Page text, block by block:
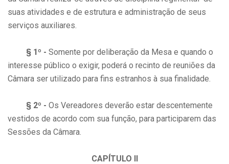
suas atividades e de estrutura e administração de seus
serviços auxiliares.
§ 1º - Somente por deliberação da Mesa e quando o
interesse público o exigir, poderá o recinto de reuniões da
Câmara ser utilizado para fins estranhos à sua finalidade.
§ 2º - Os Vereadores deverão estar descentemente
vestidos de acordo com sua função, para participarem das
Sessões da Câmara.
CAPÍTULO II